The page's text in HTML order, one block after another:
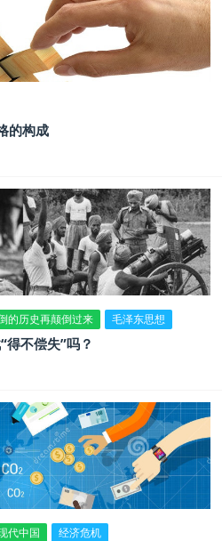
的构成
的历史再颠倒过来 毛泽东思想
不偿失”吗？
代中国 经济危机